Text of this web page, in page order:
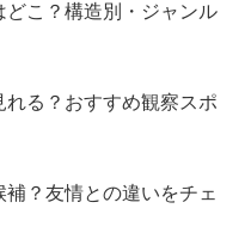
こ？構造別・ジャンル
る？おすすめ観察スポ
？友情との違いをチェ